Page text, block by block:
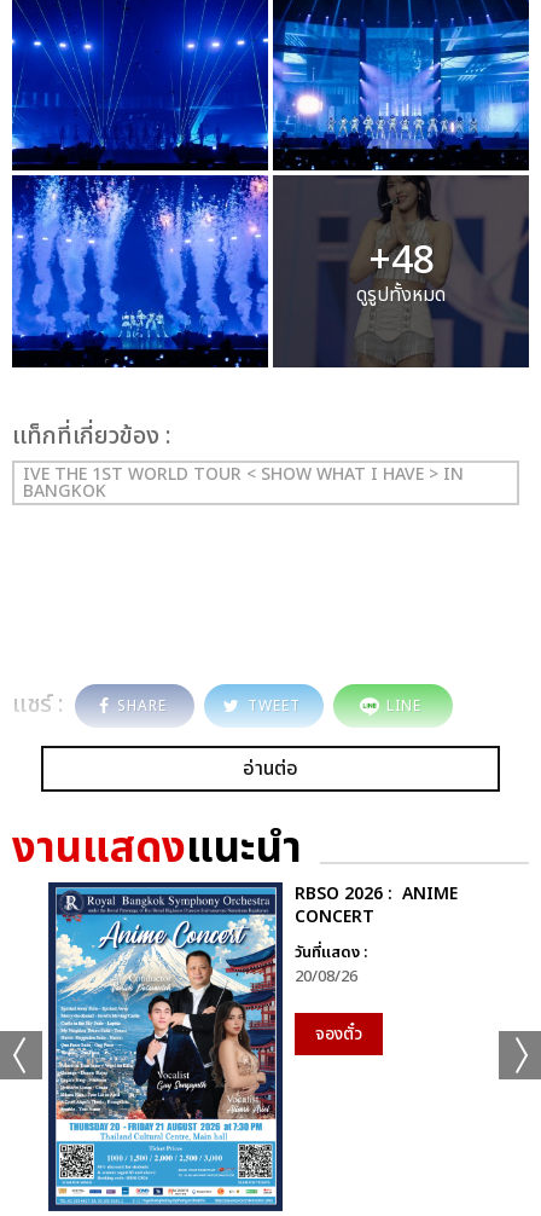
+48
ดูรูปทั้งหมด
เเท็กที่เกี่ยวข้อง :
IVE THE 1ST WORLD TOUR < SHOW WHAT I HAVE > IN
BANGKOK
แชร์ : SHARE TWEET LINE
อ่านต่อ
งานแสดงแนะนำ
RBSO 2026 : ANIME
CONCERT
วันที่แสดง :
20/08/26
จองตั๋ว